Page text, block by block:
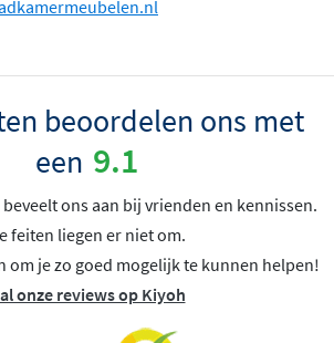
beoordelen ons met
een 9.1
ons aan bij vrienden en kennissen.
feiten liegen er niet om.
om je zo goed mogelijk te kunnen helpen!
onze reviews op Kiyoh